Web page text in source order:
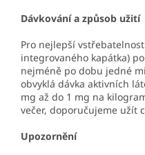
Dávkování a způsob užití
Pro nejlepší
integrovaného kapátka)
nejméně po dobu jedné
obvyklá dávka aktivních
mg až do 1 mg na
večer, doporučujeme užít
Upozornění